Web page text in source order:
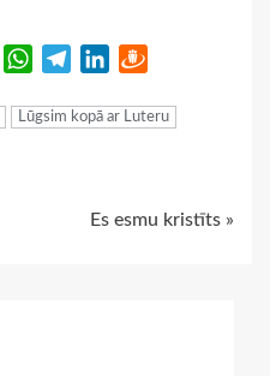
Copy
WhatsApp
TelegramLinkedIn
Lūgsim kopā ar Luteru
Es esmu kristīts »